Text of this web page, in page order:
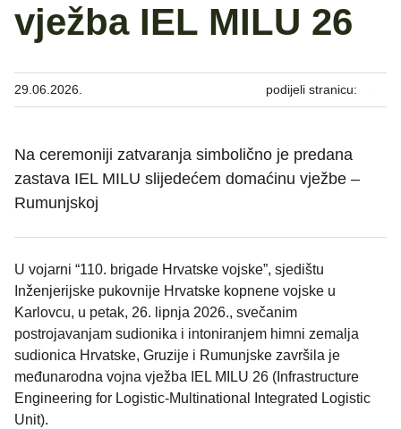
vježba IEL MILU 26
29.06.2026. podijeli stranicu:
Na ceremoniji zatvaranja simbolično je predana
zastava IEL MILU slijedećem domaćinu vježbe –
Rumunjskoj
U vojarni “110. brigade Hrvatske vojske”, sjedištu
Inženjerijske pukovnije Hrvatske kopnene vojske u
Karlovcu, u petak, 26. lipnja 2026., svečanim
postrojavanjam sudionika i intoniranjem himni zemalja
sudionica Hrvatske, Gruzije i Rumunjske završila je
međunarodna vojna vježba IEL MILU 26 (Infrastructure
Engineering for Logistic-Multinational Integrated Logistic
Unit).